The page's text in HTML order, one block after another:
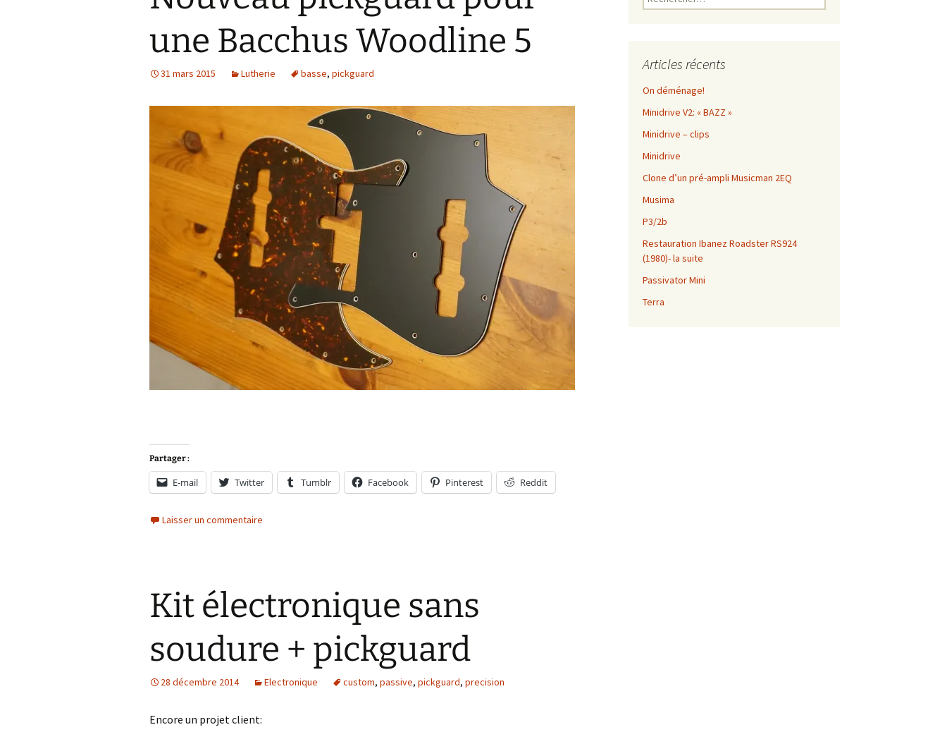
une Bacchus Woodline 5
31 mars 2015 Lutherie basse, pickguard
Partager :
E-mail Twitter Tumblr Facebook Pinterest Reddit
Laisser un commentaire
Kit électronique sans
soudure + pickguard
28 décembre 2014 Electronique custom, passive, pickguard, precision
Encore un projet client:
Articles récents
On déménage!
Minidrive V2: « BAZZ »
Minidrive – clips
Minidrive
Clone d’un pré-ampli Musicman 2EQ
Musima
P3/2b
Restauration Ibanez Roadster RS924
(1980)- la suite
Passivator Mini
Terra